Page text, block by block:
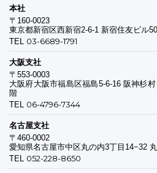
本社
〒160-0023
東京都新宿区西新宿2-6-1 新宿住友ビル
TEL 03-6689-1791
大阪支社
〒553-0003
大阪府大阪市福島区福島5-6-16 阪神杉
階
TEL 06-4796-7344
名古屋支社
〒460-0002
愛知県名古屋市中区丸の内3丁目14−32
TEL 052-228-8650